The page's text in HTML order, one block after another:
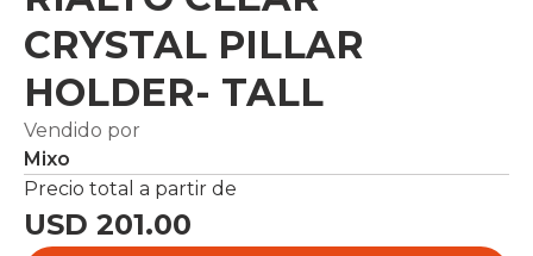
CRYSTAL PILLAR
HOLDER- TALL
Vendido por
Mixo
Precio total a partir de
USD 201.00